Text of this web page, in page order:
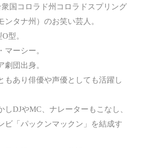
国コロラド州コロラドスプリング
ンタナ州）のお笑い芸人。
型。
マーシー。
劇団出身。
もあり俳優や声優としても活躍し
しDJやMC、ナレーターもこなし、
ビ「パックンマックン」を結成す